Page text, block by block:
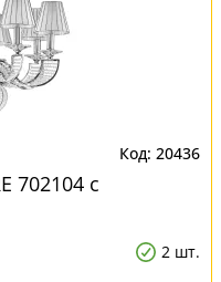
20436
702104 с
2 шт.